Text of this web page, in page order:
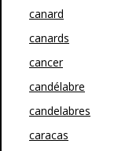
canard
canards
cancer
candélabre
candelabres
caracas